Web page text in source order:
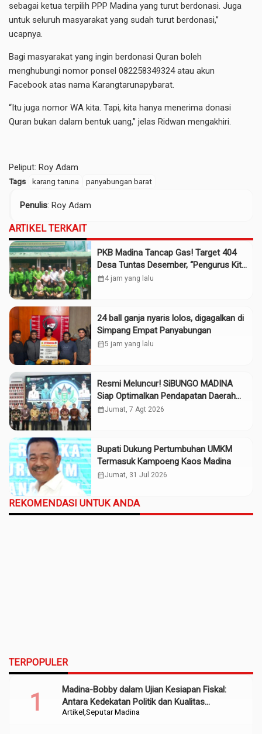
sebagai ketua terpilih PPP Madina yang turut berdonasi. Juga
untuk seluruh masyarakat yang sudah turut berdonasi,”
ucapnya.
Bagi masyarakat yang ingin berdonasi Quran boleh
menghubungi nomor ponsel 082258349324 atau akun
Facebook atas nama Karangtarunapybarat.
“Itu juga nomor WA kita. Tapi, kita hanya menerima donasi
Quran bukan dalam bentuk uang,” jelas Ridwan mengakhiri.
Peliput: Roy Adam
Tags karang taruna panyabungan barat
Penulis: Roy Adam
ARTIKEL TERKAIT
PKB Madina Tancap Gas! Target 404
Desa Tuntas Desember, “Pengurus Kita
Adalah Tokoh”
calendar_month4 jam yang lalu
24 ball ganja nyaris lolos, digagalkan di
Simpang Empat Panyabungan
calendar_month5 jam yang lalu
Resmi Meluncur! SiBUNGO MADINA
Siap Optimalkan Pendapatan Daerah
Madina
calendar_monthJumat, 7 Agt 2026
Bupati Dukung Pertumbuhan UMKM
Termasuk Kampoeng Kaos Madina
calendar_monthJumat, 31 Jul 2026
REKOMENDASI UNTUK ANDA
TERPOPULER
Artikel Seputar Madina
Madina-Bobby dalam Ujian Kesiapan Fiskal:
Antara Kedekatan Politik dan Kualitas
Perencanaan